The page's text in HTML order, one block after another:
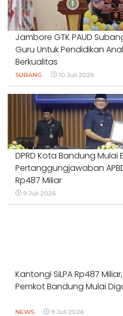
Jambore GTK PAUD
Guru Untuk Pendidikan
Berkualitas
SUBANG 10 Juli 2026
DPRD Kota Bandung Mulai
Pertanggungjawaban
Rp487 Miliar
9 Juli 2026
Kantongi SiLPA Rp487
Pemkot Bandung Mulai
NEWS 9 Juli 2026